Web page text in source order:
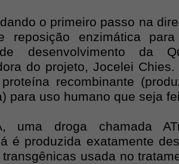
o primeiro passo na
reposição enzimática
desenvolvimento da
do projeto, Jocelei
recombinante
para uso humano que seja
uma droga chamada
é produzida exatamente
usada no